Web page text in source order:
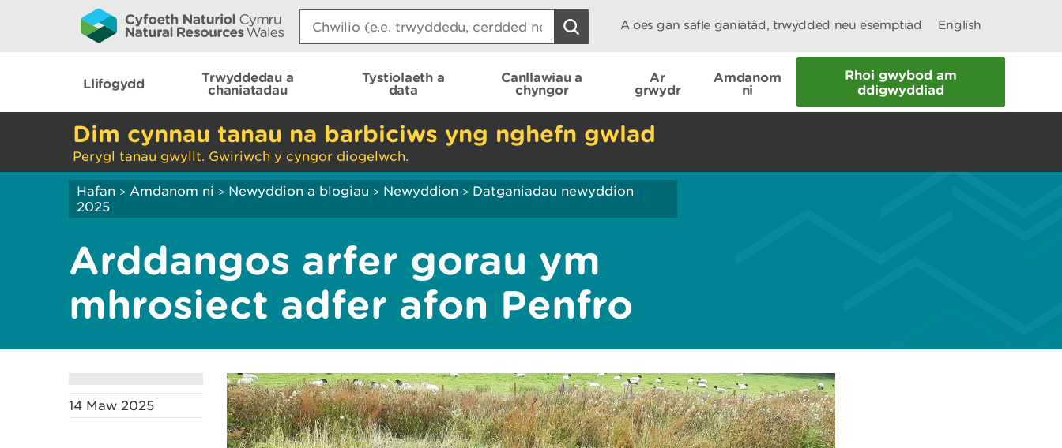
Search:
A oes gan safle ganiatâd, trwydded neu esemptiad English
Llifogydd
Trwyddedau a
chaniatadau
Tystiolaeth a
data
Canllawiau a
chyngor
Ar
grwydr
Amdanom
ni
Rhoi gwybod am
ddigwyddiad
Dim cynnau tanau na barbiciws yng nghefn gwlad
Perygl tanau gwyllt. Gwiriwch y cyngor diogelwch.
Hafan > Amdanom ni > Newyddion a blogiau > Newyddion > Datganiadau newyddion
2025
Arddangos arfer gorau ym
mhrosiect adfer afon Penfro
14 Maw 2025